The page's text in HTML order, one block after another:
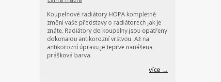
Koupelnové radiátory HOPA kompletně
změní vaše představy o radiátorech jak je
znáte. Radiátory do koupelny jsou opatřeny
dokonalou antikorozní vrstvou. Až na
antikorozní úpravu je teprve nanášena
prášková barva.
více →